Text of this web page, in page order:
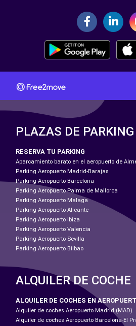
PLAZAS DE PARKING
RESERVA TU PARKING
Aparcamiento barato en el aeropuerto de
Parking Aeropuerto Madrid-Barajas
Parking Aeropuerto Barcelona
Parking Aeropuerto Palma de Mallorca
Parking Aeropuerto Malaga
Parking Aeropuerto Alicante
Parking Aeropuerto Ibiza
Parking Aeropuerto Valencia
Parking Aeropuerto Sevilla
Parking Aeropuerto Bilbao
ALQUILER DE COCHE
ALQUILER DE COCHES EN
Alquiler de coches Aeropuerto Madrid (MAD)
Alquiler de coches Aeropuerto Barcelona-El